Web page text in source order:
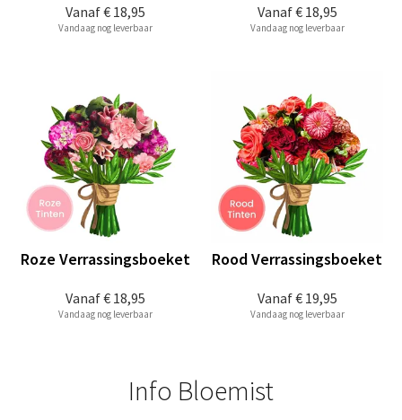
Vanaf€ 18,95
Vandaag nog leverbaar
Vanaf€ 18,95
Vandaag nog leverbaar
Vanaf€ 18,95
Roze Verrassingsboeket
Vandaag nog leverbaar
Vanaf€ 19,95
Rood Verrassingsboeket
Vandaag nog leverbaar
Info Bloemist